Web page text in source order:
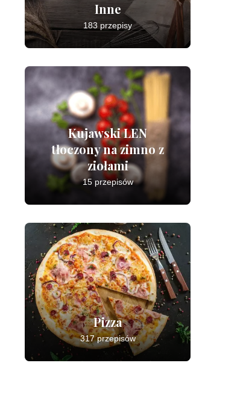
Inne
183 przepisy
Kujawski LEN
tłoczony na zimno z
ziołami
15 przepisów
Pizza
317 przepisów